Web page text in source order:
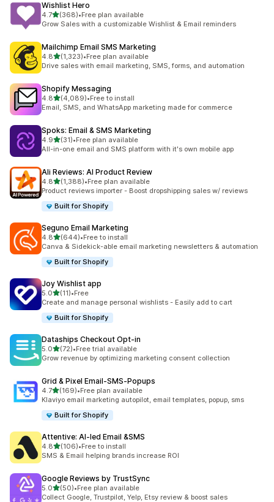
Wishlist Hero
4.7별 5개 중
(368)
총 리뷰 368개
•Free plan available
Grow Sales with a customizable Wishlist & Email reminders
Mailchimp Email SMS Marketing
4.8별 5개 중
(1,323)
총 리뷰 1323개
•Free plan available
Drive sales with email marketing, SMS, forms, and automation
Shopify Messaging
4.8별 5개 중
(4,089)
총 리뷰 4089개
•Free to install
Email, SMS, and WhatsApp marketing made for commerce
Spoks: Email & SMS Marketing
4.9별 5개 중
(31)
총 리뷰 31개
•Free plan available
All-in-one email and SMS platform with it's own mobile app
Ali Reviews: AI Product Review
4.8별 5개 중
(1,388)
총 리뷰 1388개
•Free plan available
Product reviews importer - Boost dropshipping sales w/ reviews
Built for Shopify
Seguno Email Marketing
4.8별 5개 중
(644)
총 리뷰 644개
•Free to install
Canva & Sidekick-able email marketing newsletters & automation
Built for Shopify
Joy Wishlist app
5.0별 5개 중
(11)
총 리뷰 11개
•Free
Create and manage personal wishlists - Easily add to cart
Built for Shopify
Dataships Checkout Opt‑in
5.0별 5개 중
(72)
총 리뷰 72개
•Free trial available
Grow revenue by optimizing marketing consent collection
Grid & Pixel Email‑SMS‑Popups
4.7별 5개 중
(169)
총 리뷰 169개
•Free plan available
Klaviyo email marketing autopilot, email templates, popup, sms
Built for Shopify
Attentive: AI‑led Email &SMS
4.8별 5개 중
(106)
총 리뷰 106개
•Free to install
SMS & Email helping brands increase ROI
Google Reviews by TrustSync
5.0별 5개 중
(50)
총 리뷰 50개
•Free plan available
Collect Google, Trustpilot, Yelp, Etsy review & boost sales